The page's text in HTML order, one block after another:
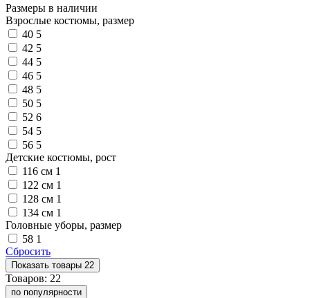
Размеры в наличии
Взрослые костюмы, размер
40 5
42 5
44 5
46 5
48 5
50 5
52 6
54 5
56 5
Детские костюмы, рост
116 см 1
122 см 1
128 см 1
134 см 1
Головные уборы, размер
58 1
Сбросить
Показать товары 22
Товаров: 22
по популярности